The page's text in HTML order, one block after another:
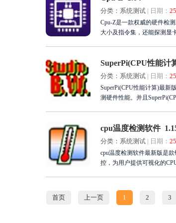
分类：系统测试 | 日期：
Cpu-Z是一款权威的硬件检
大小及指令集，还能探测显
SuperPi(CPU性能计
分类：系统测试 | 日期：
SuperPi(CPU性能计算)最新
测硬件性能。并且
cpu温度检测软件
分类：系统测试 | 日期：
cpu温度检测软件最新版是
控，为用户提供可视化的
首页 上一页 1 2 3